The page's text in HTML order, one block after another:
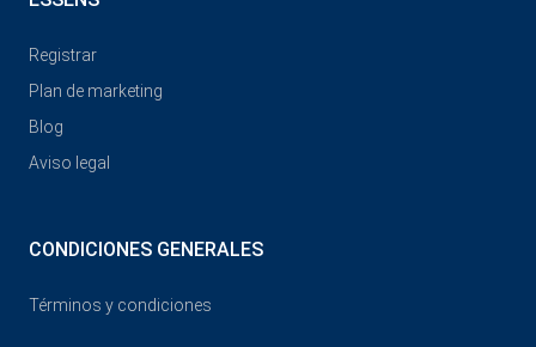
Registrar
Plan de marketing
Blog
Aviso legal
CONDICIONES GENERALES
Términos y condiciones